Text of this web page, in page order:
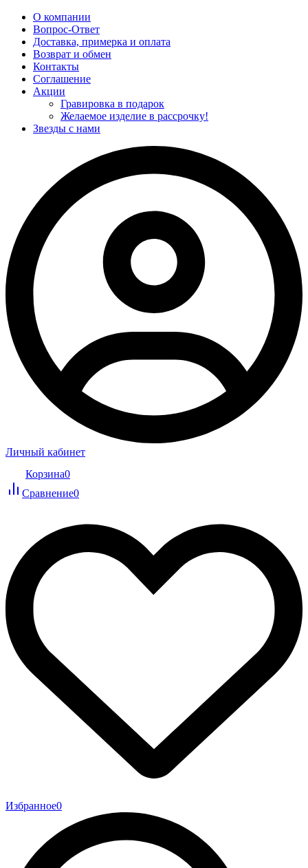
О компании
Вопрос-Ответ
Доставка, примерка и оплата
Возврат и обмен
Контакты
Соглашение
Акции
Гравировка в подарок
Желаемое изделие в рассрочку!
Звезды с нами
Личный кабинет
Корзина0
Сравнение0
Избранное0